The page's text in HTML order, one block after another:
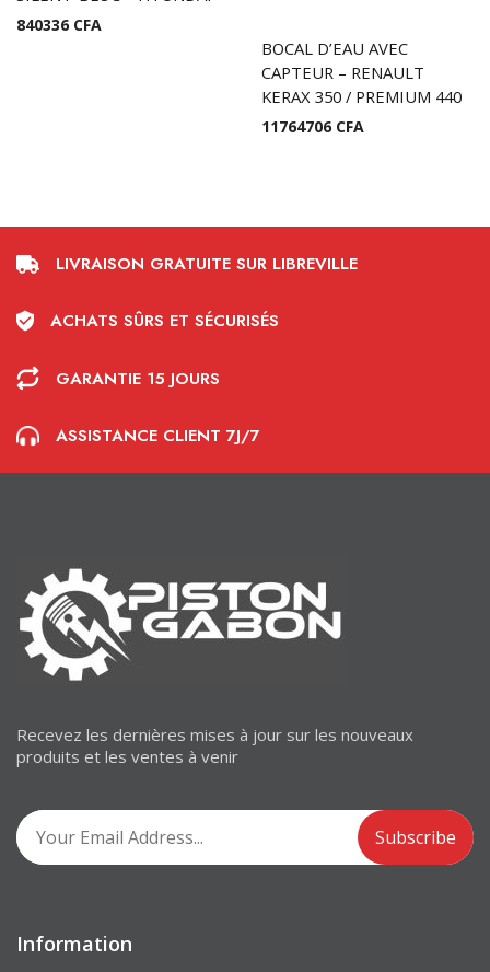
840336 CFA
BOCAL D’EAU AVEC
CAPTEUR – RENAULT
KERAX 350 / PREMIUM 440
11764706 CFA
LIVRAISON GRATUITE SUR LIBREVILLE
ACHATS SÛRS ET SÉCURISÉS
GARANTIE 15 JOURS
ASSISTANCE CLIENT 7J/7
Recevez les dernières mises à jour sur les nouveaux
produits et les ventes à venir
Information